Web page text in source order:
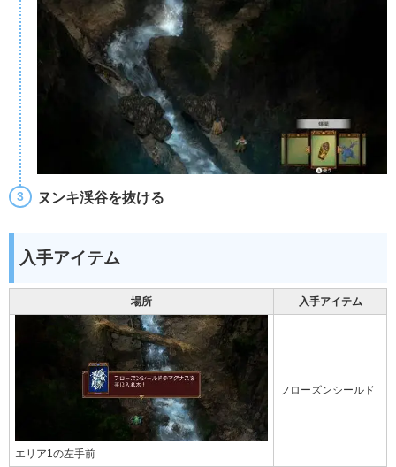
ヌンキ渓谷を抜ける
入手アイテム
場所 入手アイテム
エリア1の左手前
フローズンシールド